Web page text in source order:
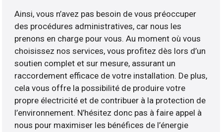
Ainsi, vous n’avez pas besoin de vous préoccuper
des procédures administratives, car nous les
prenons en charge pour vous. Au moment où vous
choisissez nos services, vous profitez dès lors d’un
soutien complet et sur mesure, assurant un
raccordement efficace de votre installation. De plus,
cela vous offre la possibilité de produire votre
propre électricité et de contribuer à la protection de
l’environnement. N’hésitez donc pas à faire appel à
nous pour maximiser les bénéfices de l’énergie